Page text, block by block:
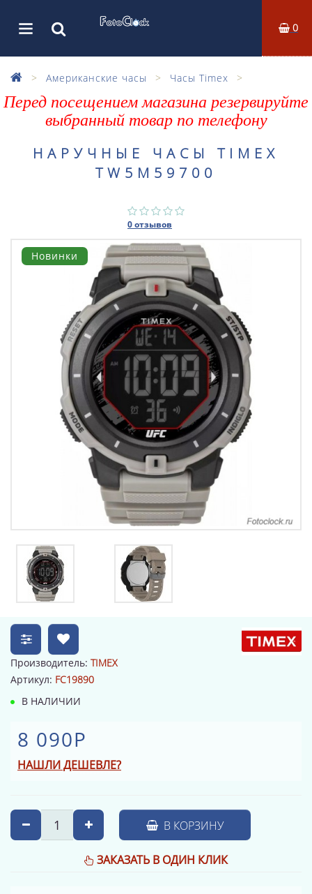
0
Американские часы Часы Timex
Перед посещением магазина резервируйте
выбранный товар по телефону
НАРУЧНЫЕ ЧАСЫ TIMEX
TW5M59700
0 отзывов
Новинки
Производитель: TIMEX
Артикул: FC19890
В НАЛИЧИИ
8 090Р
НАШЛИ ДЕШЕВЛЕ?
В КОРЗИНУ
ЗАКАЗАТЬ В ОДИН КЛИК